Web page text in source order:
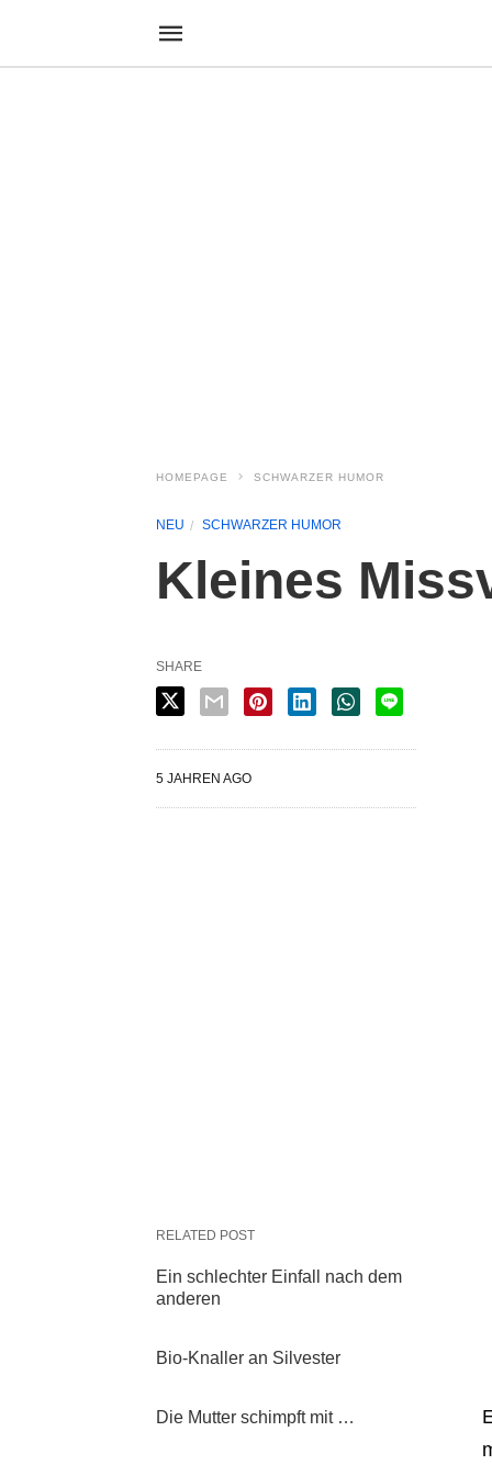
HOMEPAGE SCHWARZER HUMOR
NEU SCHWARZER HUMOR
Kleines
SHARE
5 JAHREN AGO
RELATED POST
Ein schlechter Einfall nach dem
anderen
Bio-Knaller an Silvester
Die Mutter schimpft mit …